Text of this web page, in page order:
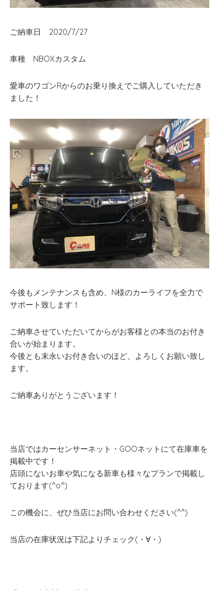
ご納車日 2020/7/27
車種 NBOXカスタム
愛車のワゴンRからのお乗り換えでご購入していただき
ました！
今後もメンテナンスも含め、N様のカーライフを全力で
サポート致します！
ご納車させていただいてからがお客様との本当のお付き
合いが始まります。
今後とも末永いお付き合いのほど、よろしくお願い致し
ます。
ご納車ありがとうございます！
当店ではカーセンサーネット・GOOネットにて在庫車を
掲載中です！
店頭にないお車や気になる新車も様々なプランで掲載し
ております(^o^)
この機会に、ぜひ当店にお問い合わせください(^^)
当店の在庫状況は下記よりチェック(・∀・)